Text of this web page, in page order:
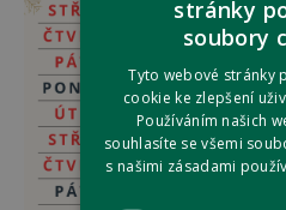
stránky
soubory
Tyto webové stránky
cookie ke zlepšení
Používáním našich
souhlasíte se všemi
s našimi zásadami